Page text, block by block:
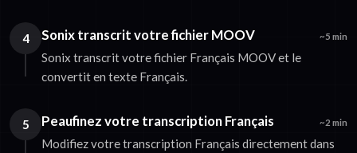
4 Sonix transcrit votre fichier MOOV ~5 min
Sonix transcrit votre fichier Français MOOV et le
convertit en texte Français.
5 Peaufinez votre transcription Français ~2 min
Modifiez votre transcription Français directement dans